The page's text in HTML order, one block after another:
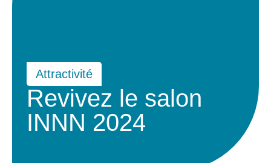
Attractivité
Revivez le salon
INNN 2024